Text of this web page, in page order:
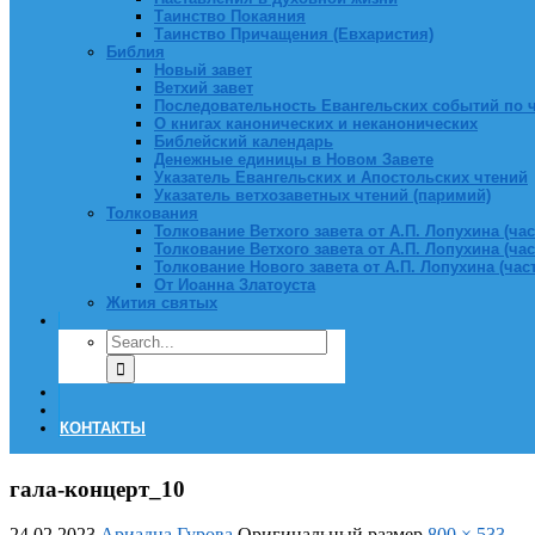
Таинство Покаяния
Таинство Причащения (Евхаристия)
Библия
Новый завет
Ветхий завет
Последовательность Евангельских событий по
О книгах канонических и неканонических
Библейский календарь
Денежные единицы в Новом Завете
Указатель Евангельских и Апостольских чтений
Указатель ветхозаветных чтений (паримий)
Толкования
Толкование Ветхого завета от А.П. Лопухина
Толкование Ветхого завета от А.П. Лопухина
Толкование Нового завета от А.П. Лопухина
От Иоанна Златоуста
Жития святых
КОНТАКТЫ
гала-концерт_10